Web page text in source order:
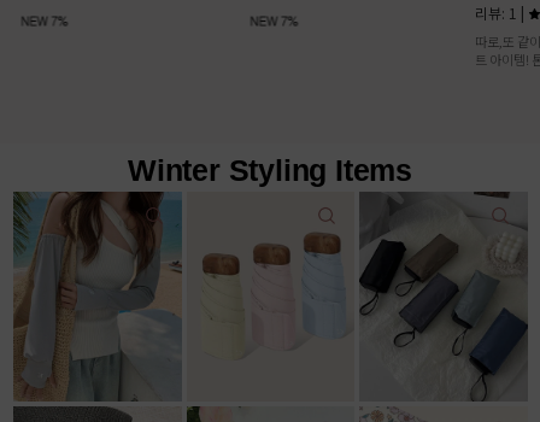
리뷰: 1 |
Winter Styling Items
12,500원
18,600원